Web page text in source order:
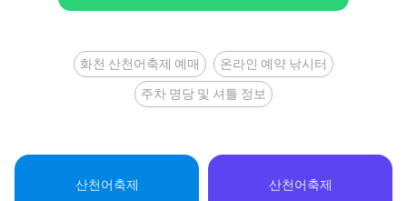
화천 산천어축제 예매 온라인 예약 낚시터
주차 명당 및 셔틀 정보
산천어축제 산천어축제